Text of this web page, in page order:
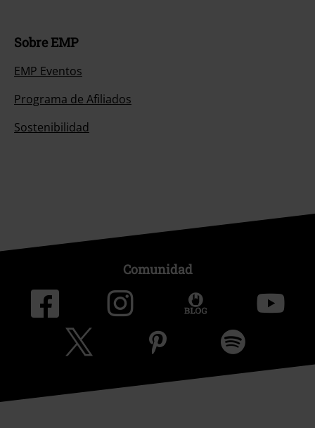
Sobre EMP
EMP Eventos
Programa de Afiliados
Sostenibilidad
Comunidad